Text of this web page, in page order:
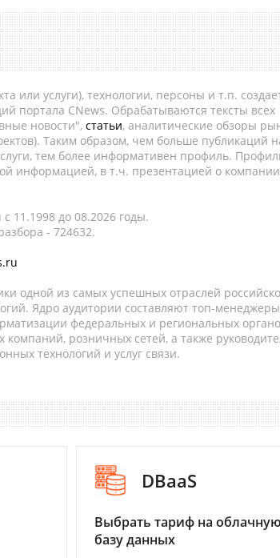
или услуги), технологии, персоны и т.п.
портала CNews. Обрабатываются тексты всех
новости", статьи, аналитические обзоры
Таким образом, чем больше публикаций
тем более информативен профиль.
информацией, в т.ч. презентацией о
11.1998 до 08.2026 годы.
- 724632.
одной из самых успешных отраслей
Ядро аудитории составляют топ-
федеральных и региональных
розничных сетей, а также
технологий и услуг связи.
DBaaS
Выбрать тариф на
базу данных